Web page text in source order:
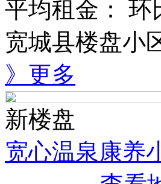
平均租金：
环
宽城县楼盘小
》更多
新楼盘
宽心温泉康养